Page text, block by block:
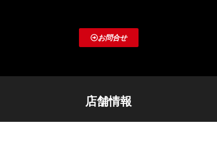
お問合せ
店舗情報